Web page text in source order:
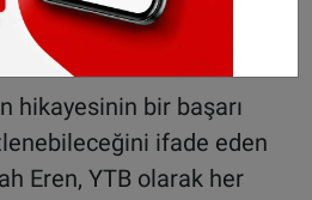
vatandaşların
hikayesinin bir başarı
ifade eden
Eren, YTB olarak her